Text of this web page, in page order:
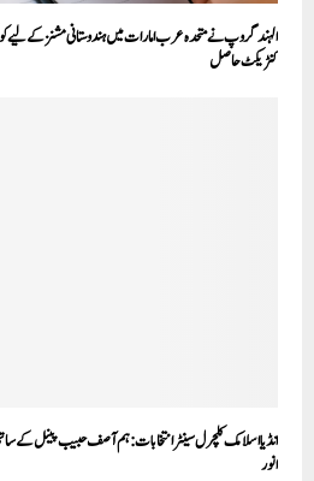
الہند گروپ نے متحدہ عرب امارات میں ہندوستانی مشنز کے لیے
کنٹریکٹ حاصل
انڈیا اسلامک کلچرل سینٹر انتخابات:ہم آصف حبیب پینل
انور